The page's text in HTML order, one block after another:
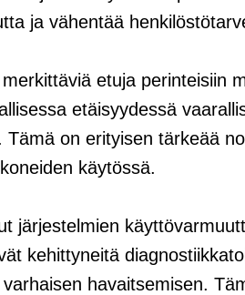
ja vähentää
etuja perinteisiin
etäisyydessä
on erityisen tärkeää
käytössä.
järjestelmien
kehittyneitä
havaitsemisen.